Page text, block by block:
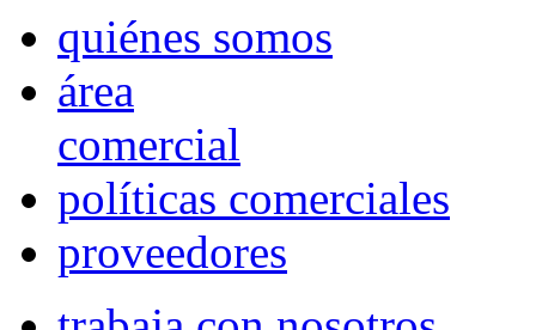
quiénes somos
área
comercial
políticas comerciales
proveedores